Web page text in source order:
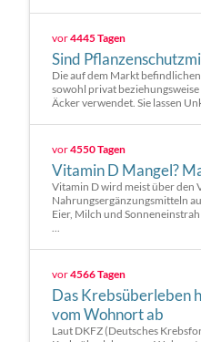
vor4445 Tagen
Sind
Die auf dem Markt
sowohl privat
Äcker verwendet. Sie lassen
vor4550 Tagen
Vitamin D Mangel?
Vitamin D wird meist über den
Nahrungsergänzungsmitteln
Eier, Milch und
...
vor4566 Tagen
Das Krebsüberleben
vom Wohnort ab
Laut DKFZ (Deutsches